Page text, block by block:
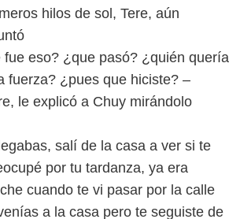
hilos de sol, Tere, aún
fue eso? ¿que pasó? ¿quién quería
fuerza? ¿pues que hiciste? –
le explicó a Chuy mirándolo
salí de la casa a ver si te
por tu tardanza, ya era
cuando te vi pasar por la calle
a la casa pero te seguiste de